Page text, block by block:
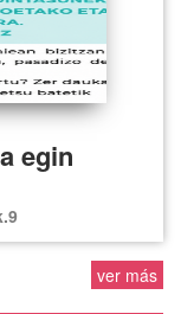
egin
ver más